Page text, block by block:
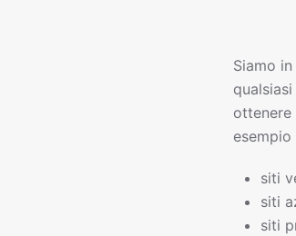
Siamo
ottenere
siti
siti
siti